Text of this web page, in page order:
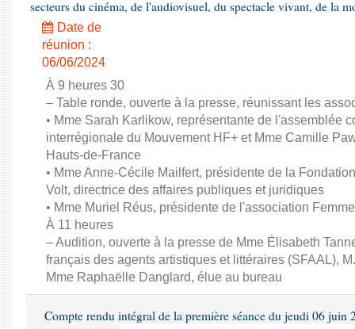
secteurs du cinéma, de l'audiovisuel, du spectacle vivant, de la
Date de
réunion :
06/06/2024
À 9 heures 30
– Table ronde, ouverte à la presse, réunissant les
• Mme Sarah Karlikow, représentante de l'assemblée
interrégionale du Mouvement HF+ et Mme Camille
Hauts-de-France
• Mme Anne-Cécile Mailfert, présidente de la
Volt, directrice des affaires publiques et juridiques
• Mme Muriel Réus, présidente de l'association
À 11 heures
– Audition, ouverte à la presse de Mme Élisabeth
français des agents artistiques et littéraires (SFAAL),
Mme Raphaëlle Danglard, élue au bureau
Compte rendu intégral de la première séance du jeudi 06 juin